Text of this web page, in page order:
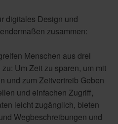
digitales Design und
zusammen:
Menschen aus drei
Um Zeit zu sparen, um mit
und zum Zeitvertreib Geben
und einfachen Zugriff,
leicht zugänglich, bieten
Wegbeschreibungen und